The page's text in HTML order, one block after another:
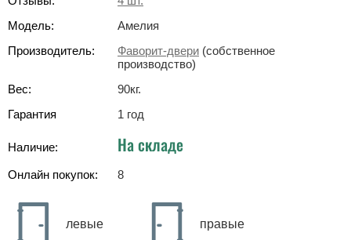
Модель:
Амелия
Производитель:
Фаворит-двери (собственное
производство)
Вес:
90кг.
Гарантия
1 год
Наличие: На складе
Онлайн покупок: 8
левые правые